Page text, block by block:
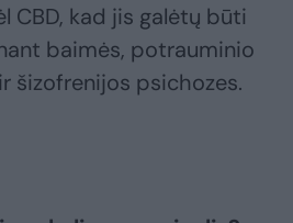
CBD, kad jis galėtų būti
baimės, potrauminio
šizofrenijos psichozes.